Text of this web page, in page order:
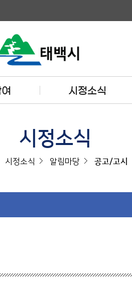
시정소식
시정소식
시정소식 알림마당 공고/고시